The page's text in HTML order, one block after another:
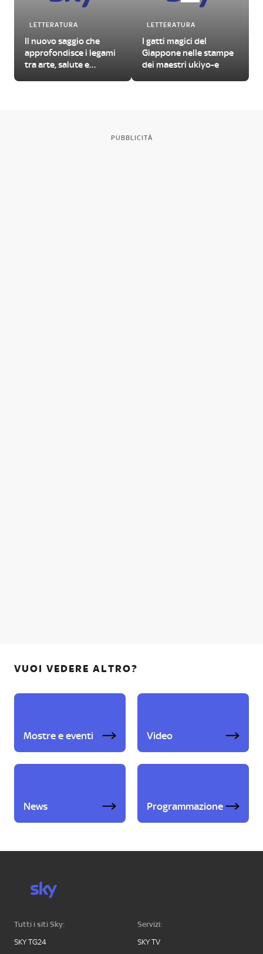
LETTERATURA
Il nuovo saggio che
approfondisce i legami
tra arte, salute e
LETTERATURA
I gatti magici del
Giappone nelle stampe
dei maestri ukiyo-e
PUBBLICITÀ
VUOI VEDERE ALTRO?
Mostre e eventi Video
News Programmazione
Tutti i siti Sky:
SKY TG24
Servizi:
SKY TV